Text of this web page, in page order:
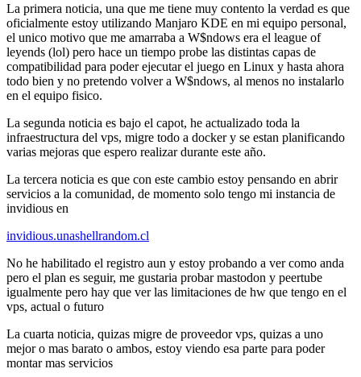
La primera noticia, una que me tiene muy contento la verdad es que
oficialmente estoy utilizando Manjaro KDE en mi equipo personal,
el unico motivo que me amarraba a W$ndows era el league of
leyends (lol) pero hace un tiempo probe las distintas capas de
compatibilidad para poder ejecutar el juego en Linux y hasta ahora
todo bien y no pretendo volver a W$ndows, al menos no instalarlo
en el equipo fisico.
La segunda noticia es bajo el capot, he actualizado toda la
infraestructura del vps, migre todo a docker y se estan planificando
varias mejoras que espero realizar durante este año.
La tercera noticia es que con este cambio estoy pensando en abrir
servicios a la comunidad, de momento solo tengo mi instancia de
invidious en
invidious.unashellrandom.cl
No he habilitado el registro aun y estoy probando a ver como anda
pero el plan es seguir, me gustaria probar mastodon y peertube
igualmente pero hay que ver las limitaciones de hw que tengo en el
vps, actual o futuro
La cuarta noticia, quizas migre de proveedor vps, quizas a uno
mejor o mas barato o ambos, estoy viendo esa parte para poder
montar mas servicios